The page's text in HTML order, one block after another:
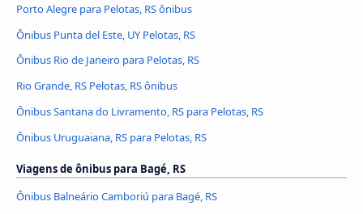
Porto Alegre para Pelotas, RS ônibus
Ônibus Punta del Este, UY Pelotas, RS
Ônibus Rio de Janeiro para Pelotas, RS
Rio Grande, RS Pelotas, RS ônibus
Ônibus Santana do Livramento, RS para Pelotas, RS
Ônibus Uruguaiana, RS para Pelotas, RS
Viagens de ônibus para Bagé, RS
Ônibus Balneário Camboriú para Bagé, RS